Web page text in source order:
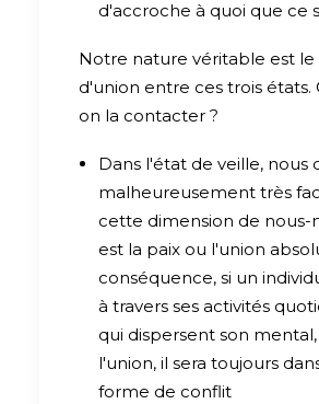
d'accroche à quoi que ce
Notre nature véritable est le
d'union entre ces trois états.
on la contacter ?
Dans l'état de veille, nous
malheureusement très
cette dimension de nous-
est la paix ou l'union
conséquence, si un
à travers ses activités
qui dispersent son
l'union, il sera toujours
forme de conflit